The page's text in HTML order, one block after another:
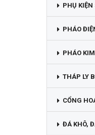
PHỤ
PHÁO
PHÁO
THÁP LY
CỔNG
ĐÁ KHÔ,